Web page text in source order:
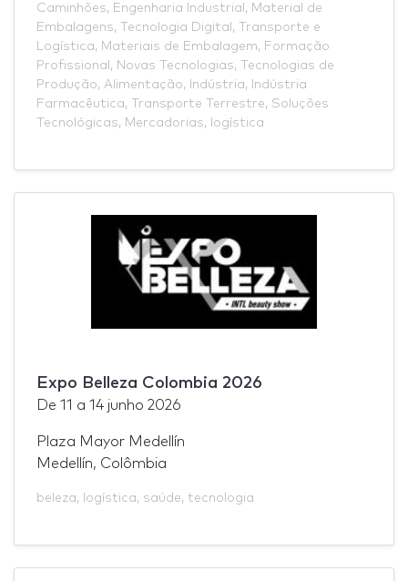
Caminhões, Engenharia Industrial , Material de
Embalagens, Tecnologia Digital , Transporte e
Logística, Materiais de Embalagem, Formação
Profissional , Novas Tecnologias, Tecnologias de
Produção, Alimentação, Indústria,
Indústria
Farmacêutica, Transporte Terrestre, Soluções
Tecnológicas, Mercadorias, logística
Expo Belleza Colombia 2026
De 11 a 14 junho 2026
Plaza Mayor Medellín
Medellín, Colômbia
beleza, logística, saúde, tecnologia